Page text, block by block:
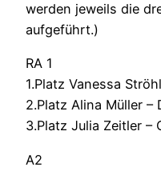
werden jeweils die
aufgeführt.)
RA 1
1.Platz Vanessa
2.Platz Alina Müller –
3.Platz Julia Zeitler –
A2